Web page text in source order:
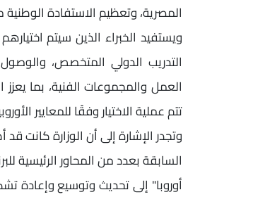
المصرية، وتعظيم الاستفادة
ويستفيد الخبراء الذين سيتم
التدريب الدولي المتخصص،
العمل والمجموعات الفنية، بما يعزز
تتم عملية الاختيار وفقًا للمعايير
وتجدر الإشارة إلى أن الوزارة كانت
السابقة بعدد من المحاور الرئيسية
أوروبا" إلى تحديث وتوسيع وإعادة